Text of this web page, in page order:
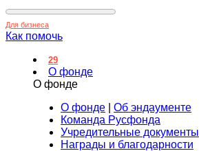
Для бизнеса
Как помочь
29
О фонде
О фонде
О фонде
Об эндаументе
Команда Русфонда
Учредительные документы
Награды и благодарности